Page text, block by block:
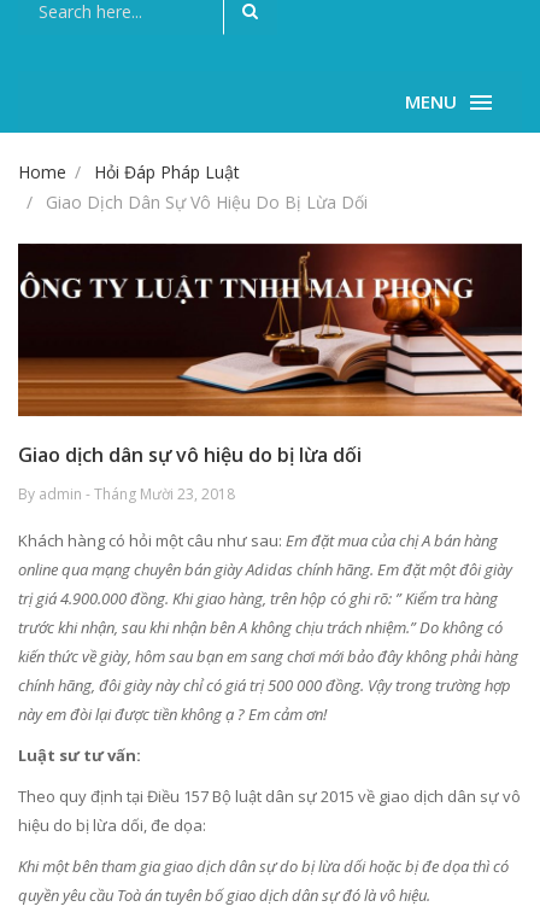
MENU
Home
Hỏi Đáp Pháp Luật
Giao Dịch Dân Sự Vô Hiệu Do Bị Lừa Dối
Giao dịch dân sự vô hiệu do bị lừa dối
By admin - Tháng Mười 23, 2018
Khách hàng có hỏi một câu như sau: Em đặt mua của chị A bán hàng
online qua mạng chuyên bán giày Adidas chính hãng. Em đặt một đôi giày
trị giá 4.900.000 đồng. Khi giao hàng, trên hộp có ghi rõ: ” Kiểm tra hàng
trước khi nhận, sau khi nhận bên A không chịu trách nhiệm.” Do không có
kiến thức về giày, hôm sau bạn em sang chơi mới bảo đây không phải hàng
chính hãng, đôi giày này chỉ có giá trị 500 000 đồng. Vậy trong trường hợp
này em đòi lại được tiền không ạ ? Em cảm ơn!
Luật sư tư vấn:
Theo quy định tại Điều 157 Bộ luật dân sự 2015 về giao dịch dân sự vô
hiệu do bị lừa dối, đe dọa:
Khi một bên tham gia giao dịch dân sự do bị lừa dối hoặc bị đe dọa thì có
quyền yêu cầu Toà án tuyên bố giao dịch dân sự đó là vô hiệu.